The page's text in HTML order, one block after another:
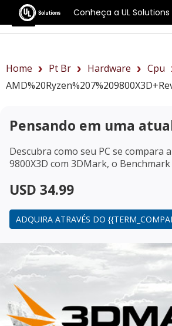
Conheça a UL Solutions
Benchmarks
Home Pt Br Hardware
Cpu
Pensando em uma
Descubra como seu PC se compara a
9800X3D com 3DMark, o
USD 34.99
ADQUIRA ATRAVÉS DO